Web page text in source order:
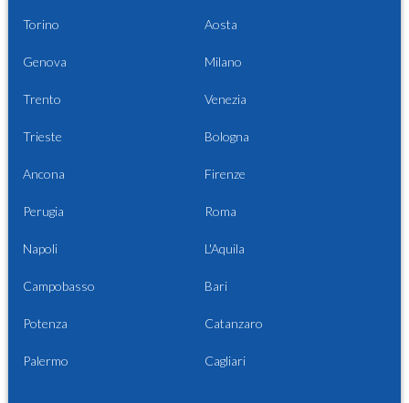
Torino Aosta
Genova Milano
Trento Venezia
Trieste Bologna
Ancona Firenze
Perugia Roma
Napoli L'Aquila
Campobasso Bari
Potenza Catanzaro
Palermo Cagliari